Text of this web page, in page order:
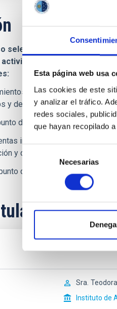
Esta página web usa
Las cookies de este
y analizar el tráfico.
redes sociales,
que hayan recopilado
Selección
consentimiento
Necesarias
selectivo para la
científico-
diseño, integración,
y de telecomunicaciones.
de sistemas de óptica
informáticas específicas
y de presupuestos de enlace.
de bancos de pruebas.
Sra.
Instituto de